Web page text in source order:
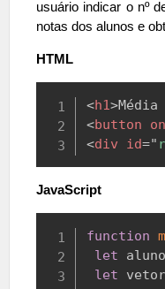
usuário indicar o nº
notas dos alunos e
HTML
<h1>Média
<button
<div id="
JavaScript
function
let
let vetor